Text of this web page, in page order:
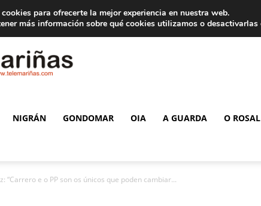
Tarifas de publicidad
NIGRÁN GONDOMAR OIA A GUARDA O ROSAL
“Carrero e o PP son os únicos que poden cambiar...
para ofrecerte la mejor experiencia en nuestra web.
más información sobre qué cookies utilizamos o desactivarlas